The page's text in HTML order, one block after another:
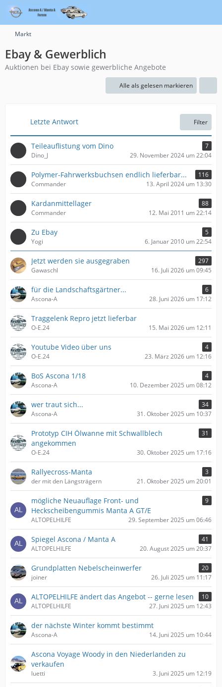
Markt
Ebay & Gewerblich
Auktionen bei Ebay sowie gewerbliche Angebote
Alle als gelesen markieren
Letzte Antwort Filter
Teileauflistung vom Dino
7
Dino_J
29. November 2024 um 22:04
Polymer-Fahrwerksbuchsen endlich lieferbar...
116
Commander
13. April 2024 um 13:30
Kardanmittellager
88
Commander
12. Mai 2011 um 22:14
Zu Ebay
5
Yogi
6. Januar 2010 um 22:54
Jetzt werden sie ausgegraben
297
Gawaschl
16. Juli 2026 um 09:45
für die Landschaftsgärtner...
6
Ascona-A
28. Juni 2026 um 17:12
Traggelenk Repro jetzt lieferbar
O-E.24 15. Mai 2026 um 12:11
Youtube Video über uns
4
O-E.24
23. März 2026 um 12:16
BoS Ascona 1/18
4
Ascona-A
10. Dezember 2025 um 08:12
wer traut sich...
34
Ascona-A
31. Oktober 2025 um 10:37
Prototyp CIH Ölwanne mit Schwallblech
angekommen
31
O-E.24 30. Oktober 2025 um 17:16
Rallyecross-Manta
3
der mit den Längsträgern
21. Oktober 2025 um 20:01
mögliche Neuauflage Front- und
Heckscheibengummis Manta A GT/E
9
ALTOPELHILFE 29. September 2025 um 06:46
Spiegel Ascona / Manta A
41
ALTOPELHILFE
20. August 2025 um 20:37
Grundplatten Nebelscheinwerfer
20
joiner
26. Juli 2025 um 11:17
ALTOPELHILFE ändert das Angebot -- gerne lesen
10
ALTOPELHILFE
27. Juni 2025 um 12:43
der nächste Winter kommt bestimmt
Ascona-A 14. Juni 2025 um 10:44
Ascona Voyage Woody in den Niederlanden zu
verkaufen
luetti 3. Juni 2025 um 12:19